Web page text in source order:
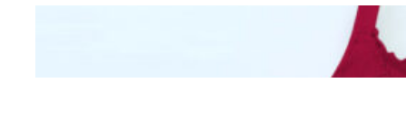
Mengintip Kepribadian
Wanita Dari Warna Bra